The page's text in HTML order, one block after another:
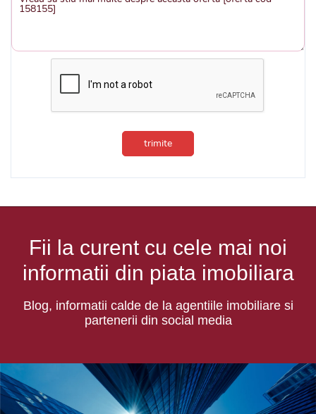
trimite
Fii la curent cu cele mai noi
informatii din piata imobiliara
Blog, informatii calde de la agentiile imobiliare si
partenerii din social media